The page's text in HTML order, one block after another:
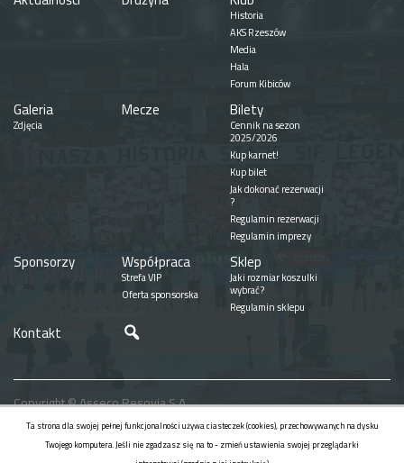
Historia
AKS Rzeszów
Media
Hala
Forum Kibiców
Galeria
Zdjęcia
Mecze Bilety
Cennik na sezon
2025/2026
Kup karnet!
Kup bilet
Jak dokonać rezerwacji
?
Regulamin rezerwacji
Regulamin imprezy
Sponsorzy Współpraca
Strefa VIP
Oferta sponsorska
Sklep
Jaki rozmiar koszulki
wybrać?
Regulamin sklepu
Kontakt
Copyright © Asseco Resovia S.A.
Realizacja
Ta strona dla swojej pełnej funkcjonalności używa ciasteczek (cookies), przechowywanych na dysku
Twojego komputera. Jeśli nie zgadzasz się na to - zmień ustawienia swojej przeglądarki